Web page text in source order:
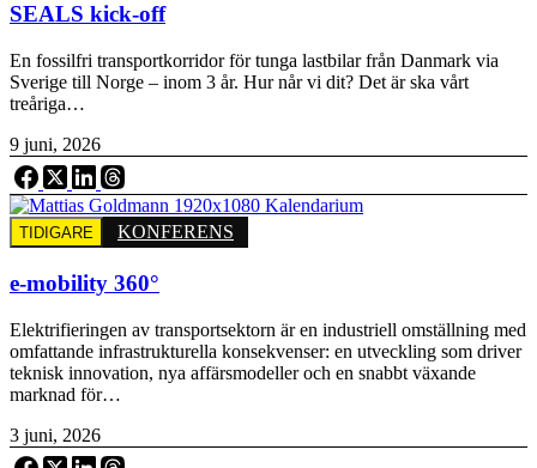
SEALS kick-off
En fossilfri transportkorridor för tunga lastbilar från Danmark via
Sverige till Norge – inom 3 år. Hur når vi dit? Det är ska vårt
treåriga…
9 juni, 2026
TIDIGARE KONFERENS
e-mobility 360°
Elektrifieringen av transportsektorn är en industriell omställning med
omfattande infrastrukturella konsekvenser: en utveckling som driver
teknisk innovation, nya affärsmodeller och en snabbt växande
marknad för…
3 juni, 2026